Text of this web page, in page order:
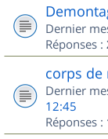
Dernier
Réponses :
corps de
Dernier
12:45
Réponses :